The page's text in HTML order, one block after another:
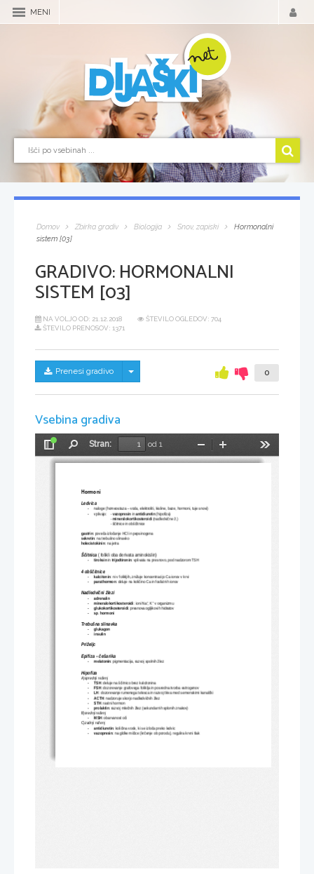
MENI
Domov Zbirka gradiv Biologija Snov, zapiski
Hormonalni
sistem [03]
GRADIVO:HORMONALNI
SISTEM [03]
NA VOLJO OD: 21.12.2018
ŠTEVILO OGLEDOV: 704
ŠTEVILO PRENOSOV: 1371
Prenesi gradivo Skrij/prikaži meni 0
Vsebina gradiva
Preklopi
stransko
Stran:
od 1
Pomanjšaj
Hormoni
Ledvica
-
naloge (homeostaza – voda, elektroliti, kisline, baze, hormoni, tuje snovi)
-
vplivajo: - vazopresin in antidiuretin (hipofiza)
- mineralokortikosteroidi (nadledvične ž.)
- ščitnice in obščitnice
gastrin: poveča izločanje HCl in pepsinogena
sekretin: na trebušno slinavko
holecistokinin: na jetra
Ščitnica ( folikli oba derivata aminokislin)
- tiroksin in trijodtironin: vplivata na presnovo, pod nadzorom TSH
4 obščitnice
- kalcitonin: ni v folikljih, znižuje koncentracijo Ca ionov v krvi
-
parathormon: deluje na količino Ca in fosfatnih ionov
Nadledvični žlezi
-
adrenalin
-
mineralokortikosteroidi: ioni Na+, K+ v organizmu
-
glukokortikosteroidi: presnova ogljikovih hidratov
-
sp . hormoni
Trebušna slinavka
-
glukagon
-
insulin
Priželjc
Epifiza – češarika
- melatonin: pigmentacija, razvoj spolnih žlez
Hipofiza
A)sprednji reženj
-
TSH: deluje na ščitnico brez kalcitonina
-
FSH: dozorevanje grafovega foliklja in posredna tvorba estrogenov
-
LH : dozorevanje rumenega telesca in razvoj tkiva med semenskimi kanalčki
-
ACTH: nadzoruje skorjo nadledvičnih žlez
-
STH: rastni hormon
-
prolaktin: razvoj mlečnih žlez (sekundarnih splonih znakov)
B)srednji reženj
-
MSH: obarvanost oči
C)zadnji reženj
-
antidiuretin: količina vode, ki se izloča preko ledvic
-
vazopresin: na gldke mičice (krčenje ob porodu), regulira krvni tlak